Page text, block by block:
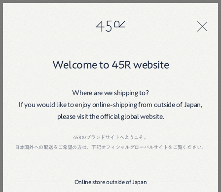
45R
45R
Welcome to 45R website
Where are we shipping to?
If you would like to enjoy online-shipping from outside of Japan,
please visit the official global website.
45Rのブランドサイトへようこそ。
日本国外への配送をご希望の方は、下記オフィシャルグローバルサイトをご覧ください。
Online store outside of Japan